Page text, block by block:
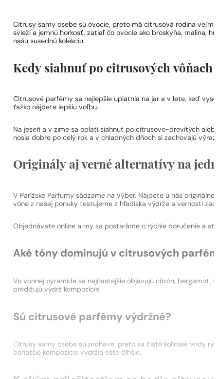
Citrusy samy osebe sú ovocie, preto má citrusová rodina
svieži a jemnú horkosť, zatiaľ čo ovocie ako broskyňa, malina,
našu susednú kolekciu.
Kedy siahnuť po citrusových vôňach
Citrusové parfémy sa najlepšie uplatnia na jar a v lete, keď
ťažko nájdete lepšiu voľbu.
Na jeseň a v zime sa oplatí siahnuť po citrusovo-drevitých
nosia dobre po celý rok a v chladných dňoch si zachovajú
Originály aj verné alternatívy na
V Parížske Parfumy sádzame na výber. Nájdete u nás
vône z našej ponuky testujeme z hľadiska výdrže a vernosti
Objednávate online a my sa postaráme o rýchle doručenie a
Aké tóny dominujú v citrusových
Vo vonnej pyramíde sa najčastejšie objavujú citrón, bergamot,
predlžujú výdrž kompozície.
Sú citrusové parfémy výdržné?
Citrusy samy osebe sú prchavé, preto sa čisté kolínske vody
bohatšie kompozície vydržia ešte dlhšie.